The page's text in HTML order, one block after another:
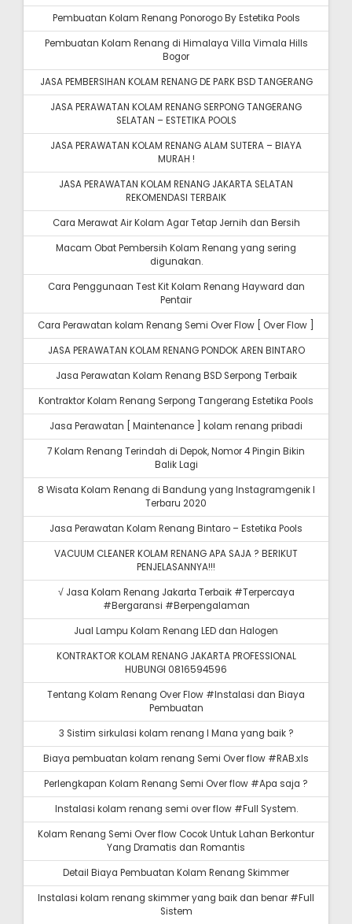
Pembuatan Kolam Renang Ponorogo By Estetika Pools
Pembuatan Kolam Renang di Himalaya Villa Vimala Hills
Bogor
JASA PEMBERSIHAN KOLAM RENANG DE PARK BSD TANGERANG
JASA PERAWATAN KOLAM RENANG SERPONG TANGERANG
SELATAN – ESTETIKA POOLS
JASA PERAWATAN KOLAM RENANG ALAM SUTERA – BIAYA
MURAH !
JASA PERAWATAN KOLAM RENANG JAKARTA SELATAN
REKOMENDASI TERBAIK
Cara Merawat Air Kolam Agar Tetap Jernih dan Bersih
Macam Obat Pembersih Kolam Renang yang sering
digunakan.
Cara Penggunaan Test Kit Kolam Renang Hayward dan
Pentair
Cara Perawatan kolam Renang Semi Over Flow [ Over Flow ]
JASA PERAWATAN KOLAM RENANG PONDOK AREN BINTARO
Jasa Perawatan Kolam Renang BSD Serpong Terbaik
Kontraktor Kolam Renang Serpong Tangerang Estetika Pools
Jasa Perawatan [ Maintenance ] kolam renang pribadi
7 Kolam Renang Terindah di Depok, Nomor 4 Pingin Bikin
Balik Lagi
8 Wisata Kolam Renang di Bandung yang Instagramgenik I
Terbaru 2020
Jasa Perawatan Kolam Renang Bintaro – Estetika Pools
VACUUM CLEANER KOLAM RENANG APA SAJA ? BERIKUT
PENJELASANNYA!!!
√ Jasa Kolam Renang Jakarta Terbaik #Terpercaya
#Bergaransi #Berpengalaman
Jual Lampu Kolam Renang LED dan Halogen
KONTRAKTOR KOLAM RENANG JAKARTA PROFESSIONAL
HUBUNGI 0816594596
Tentang Kolam Renang Over Flow #Instalasi dan Biaya
Pembuatan
3 Sistim sirkulasi kolam renang I Mana yang baik ?
Biaya pembuatan kolam renang Semi Over flow #RAB.xls
Perlengkapan Kolam Renang Semi Over flow #Apa saja ?
Instalasi kolam renang semi over flow #Full System.
Kolam Renang Semi Over flow Cocok Untuk Lahan Berkontur
Yang Dramatis dan Romantis
Detail Biaya Pembuatan Kolam Renang Skimmer
Instalasi kolam renang skimmer yang baik dan benar #Full
Sistem